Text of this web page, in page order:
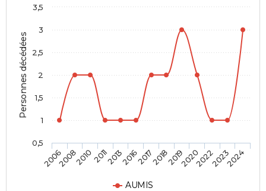
Personnes décédées
AUMIS
2006200820102011201320162017201820192020202220232024
0,5
1
1,5
2
2,5
3
3,5